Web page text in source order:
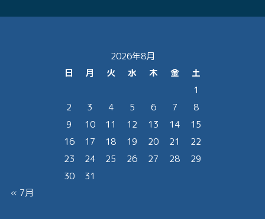
2026年8月
日
月 火 水 木 金
土
1
2
3 4 5 6 7
8
9
10 11 12 13 14
15
16
17 18 19 20 21
22
23
24 25 26 27 28
29
30
31
« 7月